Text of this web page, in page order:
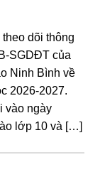
dõi thông
SGDĐT của
Ninh Bình về
2026-2027.
vào ngày
lớp 10 và […]